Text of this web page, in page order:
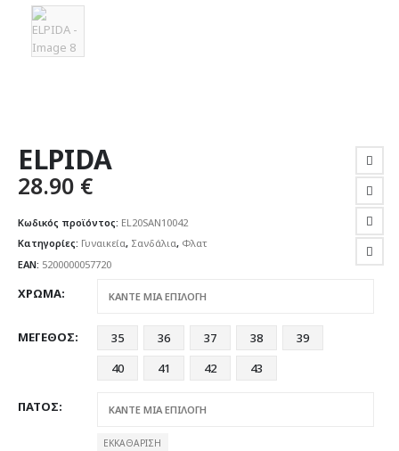
ELPIDA
28.90 €
Κωδικός προϊόντος: EL20SAN10042
Κατηγορίες: Γυναικεία, Σανδάλια, Φλατ
EAN: 5200000057720
ΧΡΩΜΑ
ΜΕΓΕΘΟΣ 35 36 37 38
39
40
41 42 43
ΠΑΤΟΣ
ΕΚΚΑΘΆΡΙΣΗ